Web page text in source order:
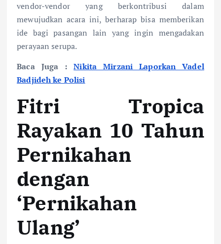
vendor-vendor yang berkontribusi dalam
mewujudkan acara ini, berharap bisa memberikan
ide bagi pasangan lain yang ingin mengadakan
perayaan serupa.
Baca Juga :Nikita Mirzani Laporkan Vadel
Badjideh ke Polisi
Fitri Tropica
Rayakan 10 Tahun
Pernikahan
dengan
‘Pernikahan
Ulang’